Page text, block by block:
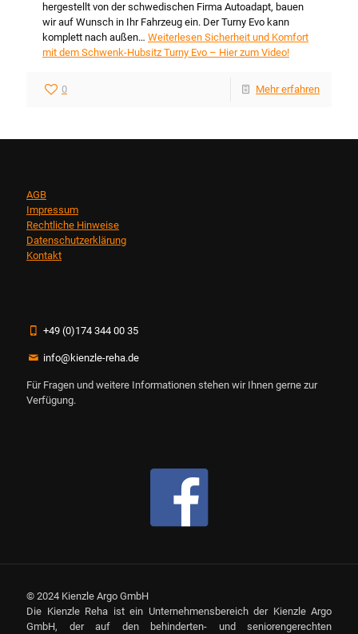
hergestellt von der schwedischen Firma Autoadapt, bauen
wir auf Wunsch in Ihr Fahrzeug ein. Der Turny Evo kann
komplett nach außen… Weiterlesen Sicherheit und Komfort
mit dem Schwenk-Hubsitz Turny Evo – Hier zum Video!
0 Mehr erfahren
AGB
Impressum
Rechtliche Hinweise
Datenschutzerklärung
Kontakt
+49 (0)174 344 00 35
info@kienzle-reha.de
Für Fragen und weitere Informationen stehen wir Ihnen gerne zur
Verfügung.
© 2024 Kienzle Argo GmbH
Die Kienzle Reha ist ein Unternehmensbereich der Kienzle Argo
GmbH, der auf den behinderten- und seniorengerechten